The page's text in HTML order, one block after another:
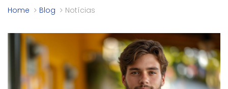
Home Blog Notícias